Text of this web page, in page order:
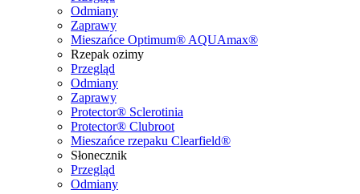
Odmiany
Zaprawy
Mieszańce Optimum® AQUAmax®
Rzepak ozimy
Przegląd
Odmiany
Zaprawy
Protector® Sclerotinia
Protector® Clubroot
Mieszańce rzepaku Clearfield®
Słonecznik
Przegląd
Odmiany